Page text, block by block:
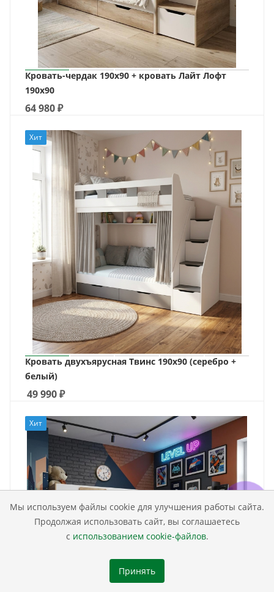
Мы используем файлы cookie для улучшения работы сайта.
Продолжая использовать сайт, вы соглашаетесь
с использованием cookie-файлов.
Принять
Кровать-чердак 190х90 + кровать Лайт Лофт
190х90
64 980₽
Хит
Кровать двухъярусная Твинс 190х90 (серебро +
белый)
49 990₽
Хит